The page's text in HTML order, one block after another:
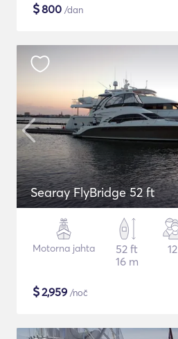
$800 /dan
Searay FlyBridge 52 ft
Motorna jahta
52 ft
16 m
12
$2,959 /noč